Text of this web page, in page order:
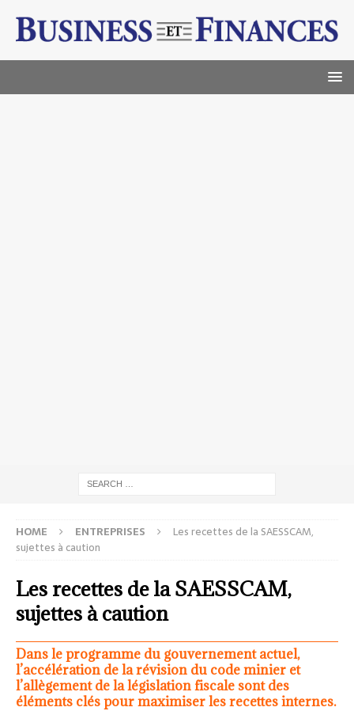
HOME ENTREPRISES
Les recettes de la SAESSCAM,
sujettes à caution
Les recettes de la SAESSCAM,
sujettes à caution
Dans le programme du gouvernement actuel,
l’accélération de la révision du code minier et
l’allègement de la législation fiscale sont des
éléments clés pour maximiser les recettes internes.